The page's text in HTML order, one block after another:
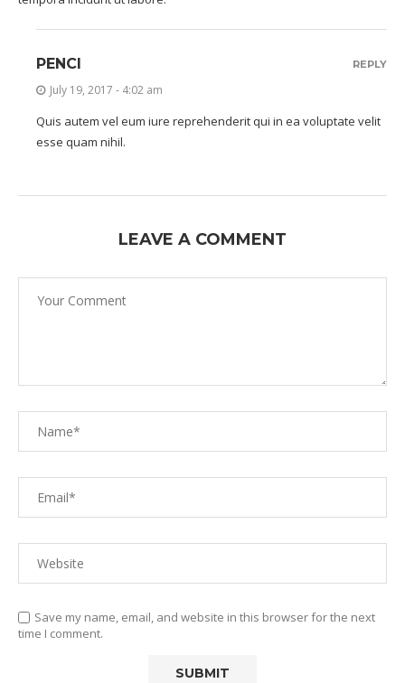
PENCI
July 19, 2017 - 4:02 am
Quis autem vel eum iure reprehenderit qui in ea voluptate velit
esse quam nihil.
REPLY
LEAVE A COMMENT
Save my name, email, and website in this browser for the next
time I comment.